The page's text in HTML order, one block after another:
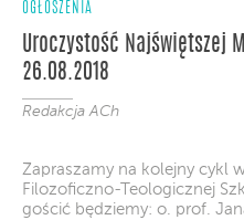
OGŁOSZENIA
Uroczystość Najświętszej
26.08.2018
Redakcja ACh
Zapraszamy na kolejny cykl
Filozoficzno-Teologicznej
gościć będziemy: o. prof.